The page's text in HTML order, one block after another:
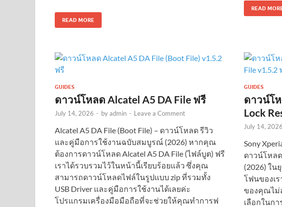
READ MORE
READ
GUIDES
ดาวน์โหลด Alcatel A5 DA File ฟรี
July 14, 2026 - byadmin - Leave a Comment
Alcatel A5 DA File (Boot File) – ดาวน์โหลด รีวิว
และคู่มือการใช้งานฉบับสมบูรณ์ (2026) หากคุณ
ต้องการดาวน์โหลด Alcatel A5 DA File (ไฟล์บูต) ฟรี
เราได้รวบรวมไว้ในหน้านี้เรียบร้อยแล้ว ซึ่งคุณ
สามารถดาวน์โหลดไฟล์ในรูปแบบ zip ที่รวมทั้ง
USB Driver และคู่มือการใช้งานได้เลยค่ะ
โปรแกรมเครื่องมือมือถือที่จะช่วยให้คุณทำการฟ
GUIDES
ดาวน์โห
Lock
July 14, 2026
Sony
ดาวน์โหล
(2026) ใ
โฟนของเ
ของคุณไม่
เลือกในก